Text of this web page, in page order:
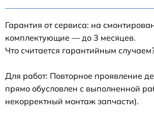
Гарантия от сервиса: на
комплектующие — до 3 месяцев.
Что считается гарантийным
Для работ: Повторное проявление
прямо обусловлен с выполненной
некорректный монтаж запчасти).